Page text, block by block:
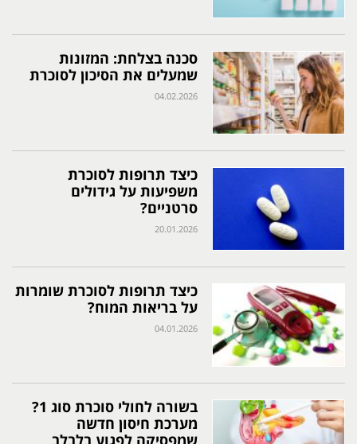
סכנה בצלחת: המזונות
שמעלים את הסיכון לסוכרת
04.02.2026
כיצד תרופות לסוכרת
משפיעות על גידולים
סרטניים?
20.01.2026
כיצד תרופות לסוכרת שומרות
על בריאות המוח?
04.01.2026
בשורה לחולי סוכרת סוג 1?
מערכת חיסון חדשה